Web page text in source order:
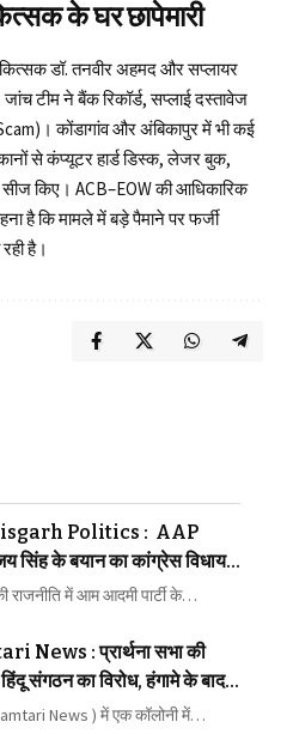
के घर छापेमारी
डॉ. तनवीर अहमद और सप्लायर
टीम ने बैंक रिकॉर्ड, सप्लाई दस्तावेज
कोंडागांव और अंबिकापुर में भी कई
से कंप्यूटर हार्ड डिस्क, लेजर बुक,
किए। ACB–EOW की आधिकारिक
है कि मामले में बड़े पैमाने पर फर्जी
है।
Politics : AAP
सिंह के बयान का कांग्रेस विधायक
राजनीति में आम आदमी पार्टी के…
News : प्रार्थना सभा की
संगठन का विरोध, हंगामे के बाद
News ) में एक कॉलोनी में…